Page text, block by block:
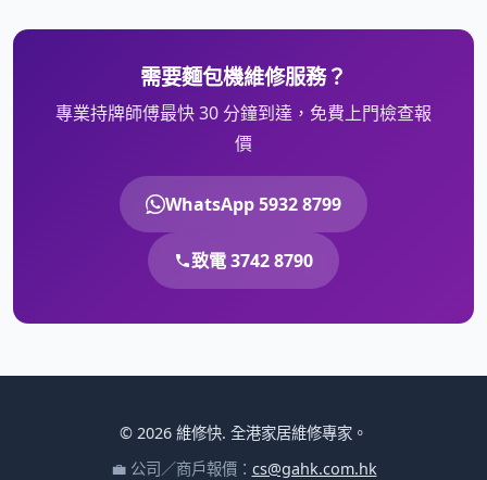
需要麵包機維修服務？
專業持牌師傅最快 30 分鐘到達，免費上門檢查報
價
WhatsApp 5932 8799
致電 3742 8790
© 2026 維修快. 全港家居維修專家。
💼 公司／商戶報價： cs@gahk.com.hk